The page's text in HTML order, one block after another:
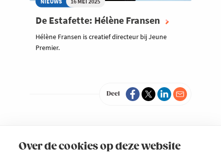
Over de cookies op deze website
De Estafette: Hélène Fransen
Hélène Fransen is creatief directeur bij Jeune
Premier.
Deel